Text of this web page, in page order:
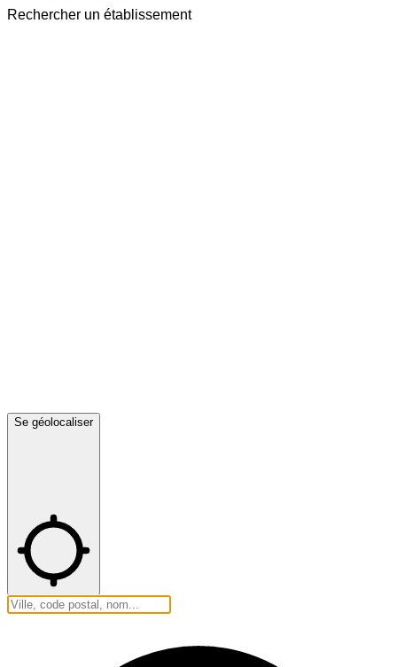
Rechercher un établissement
Se géolocaliser